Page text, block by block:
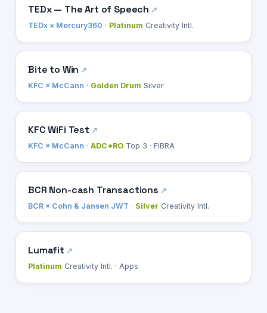
TEDx — The Art of Speech
TEDx × Mercury360 · Platinum Creativity Intl.
Bite to Win
KFC × McCann · Golden Drum Silver
KFC WiFi Test
KFC × McCann · ADC*RO Top 3 · FIBRA
BCR Non-cash Transactions
BCR × Cohn & Jansen JWT · Silver Creativity Intl.
Lumafit
Platinum Creativity Intl. · Apps